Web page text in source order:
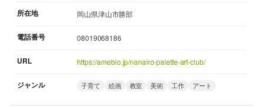
所在地 岡山県津山市勝部
電話番号 08019068186
URL https://ameblo.jp/nanairo-palette-art-club/
ジャンル 子育て 絵画 教室 美術 工作 アート